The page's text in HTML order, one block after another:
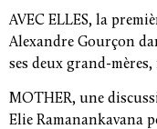
AVEC ELLES, la
Alexandre Gourçon
ses deux grand-
MOTHER, une
Elie Ramanankavana